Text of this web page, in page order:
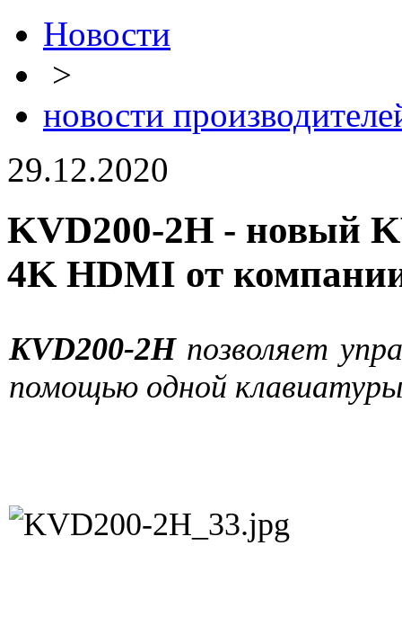
Новости
>
новости
29.12.2020
KVD200-2H - новый
4K HDMI от
KVD200-2Hпозволяет
помощью одной